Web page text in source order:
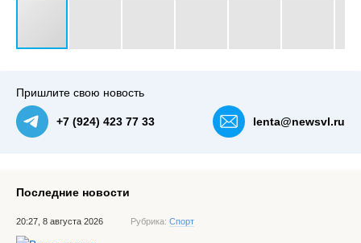
Пришлите свою новость
+7 (924) 423 77 33 lenta@newsvl.ru
Последние новости
20:27, 8 августа 2026 Рубрика: Спорт